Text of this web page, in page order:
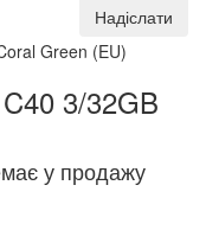
Надіслати
3/32GB
у продажу